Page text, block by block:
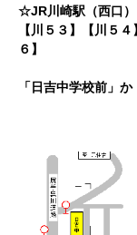
☆JR川崎駅（西口
【川５３】【川５
６】
「日吉中学校前」